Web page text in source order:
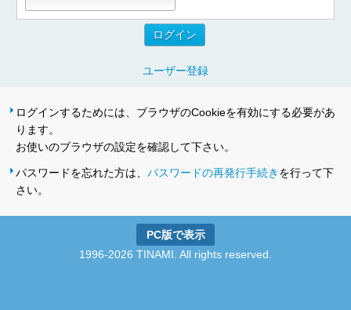
ユーザー登録
ログインするためには、ブラウザのCookieを有効にする必要があ
ります。
お使いのブラウザの設定を確認して下さい。
パスワードを忘れた方は、 パスワードの再発行手続き を行って下
さい。
PC版で表示
1996-2026 TINAMI. All rights reserved.